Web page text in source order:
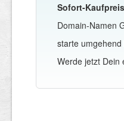
Sofort-Kaufpreis
Domain-Namen
starte
Werde jetzt Dein